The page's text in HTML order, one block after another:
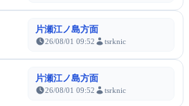
片瀬江ノ島方面
26/08/01 09:52 tsrknic
片瀬江ノ島方面
26/08/01 09:52 tsrknic